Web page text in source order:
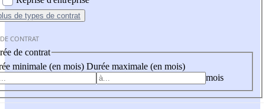
de types de contrat
CONTRAT
de contrat
minimale (en mois) Durée maximale (en mois)
mois